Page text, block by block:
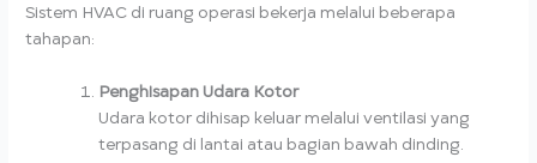
Sistem HVAC di ruang operasi bekerja melalui beberapa
tahapan:
Penghisapan Udara Kotor
Udara kotor dihisap keluar melalui ventilasi yang
terpasang di lantai atau bagian bawah dinding.